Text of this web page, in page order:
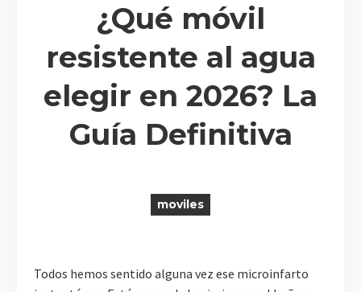
¿Qué móvil
resistente al agua
elegir en 2026? La
Guía Definitiva
moviles
Todos hemos sentido alguna vez ese microinfarto